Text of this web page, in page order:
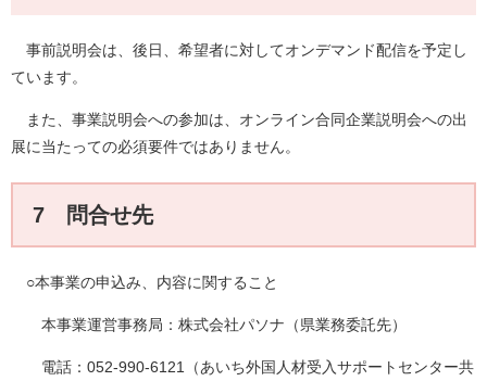
事前説明会は、後日、希望者に対してオンデマンド配信を予定し
ています。
また、事業説明会への参加は、オンライン合同企業説明会への出
展に当たっての必須要件ではありません。
7 問合せ先
○本事業の申込み、内容に関すること
本事業運営事務局：株式会社パソナ（県業務委託先）
電話：052-990-6121（あいち外国人材受入サポートセンター共